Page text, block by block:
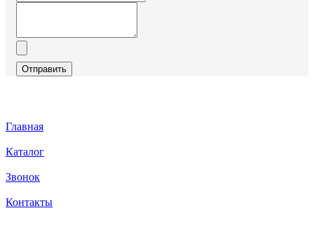
Отправить
Главная
Каталог
Звонок
Контакты